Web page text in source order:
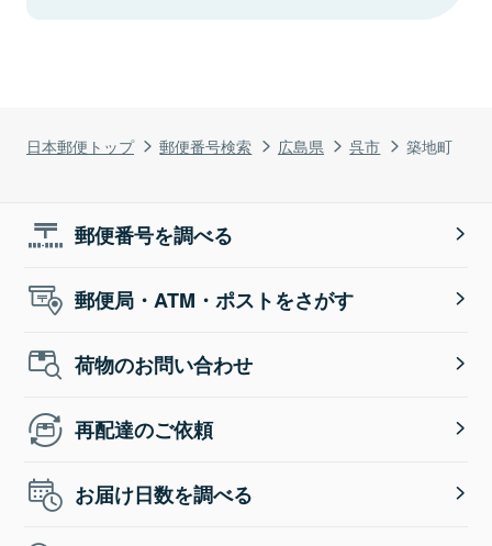
日本郵便トップ 郵便番号検索 広島県 呉市 築地町
郵便番号を調べる
郵便局・ATM・ポストをさがす
荷物のお問い合わせ
再配達のご依頼
お届け日数を調べる